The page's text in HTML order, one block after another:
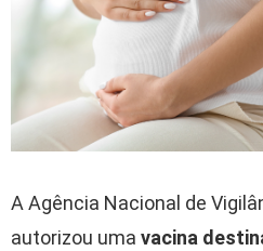
A Agência Nacional de
autorizou uma vacina